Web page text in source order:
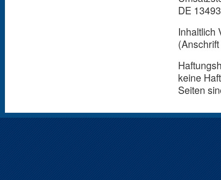
DE
Inhaltlich
keine
Seiten